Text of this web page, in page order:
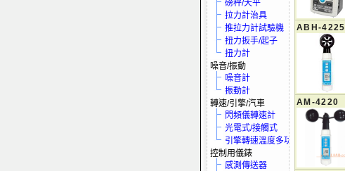
磅秤/天平
拉力計治具
推拉力計試驗機
扭力扳手/起子
扭力計
噪音/振動
噪音計
振動計
轉速/引擎/汽車
閃頻儀轉速計
光電式/接觸式
引擎轉速溫度多功電表
控制用儀錶
感測傳送器
ABH-4225
AM-4220